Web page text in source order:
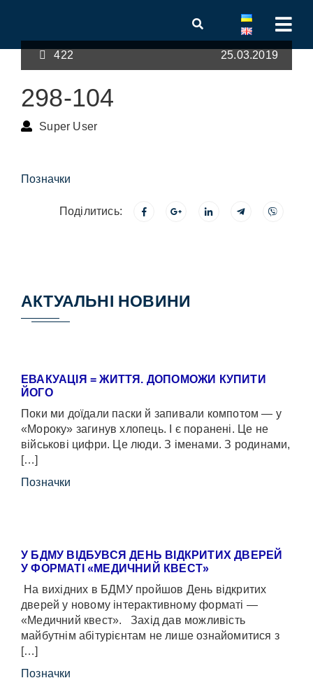
422 25.03.2019
298-104
Super User
Позначки
Поділитись:
АКТУАЛЬНІ НОВИНИ
ЕВАКУАЦІЯ = ЖИТТЯ. ДОПОМОЖИ КУПИТИ
ЙОГО
Поки ми доїдали паски й запивали компотом — у
«Мороку» загинув хлопець. І є поранені. Це не
військові цифри. Це люди. З іменами. З родинами,
[…]
Позначки
У БДМУ ВІДБУВСЯ ДЕНЬ ВІДКРИТИХ ДВЕРЕЙ
У ФОРМАТІ «МЕДИЧНИЙ КВЕСТ»
На вихідних в БДМУ пройшов День відкритих
дверей у новому інтерактивному форматі —
«Медичний квест». Захід дав можливість
майбутнім абітурієнтам не лише ознайомитися з
[…]
Позначки